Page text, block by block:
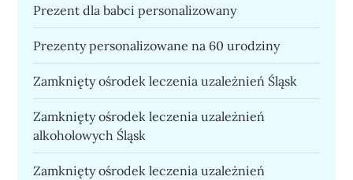
Prezent dla babci personalizowany
Prezenty personalizowane na 60 urodziny
Zamknięty ośrodek leczenia uzależnień Śląsk
Zamknięty ośrodek leczenia uzależnień
alkoholowych Śląsk
Zamknięty ośrodek leczenia uzależnień